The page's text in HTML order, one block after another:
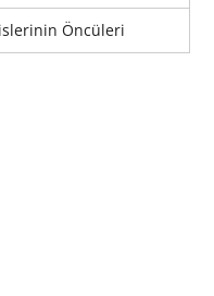
Öncüleri